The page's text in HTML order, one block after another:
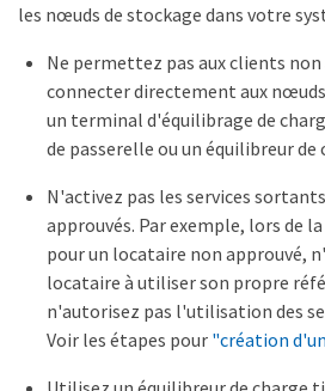
les nœuds de stockage dans votre
Ne permettez pas aux clients non
connecter directement aux
un terminal d'équilibrage de
de passerelle ou un équilibreur de
N'activez pas les services
approuvés. Par exemple, lors de
pour un locataire non approuvé,
locataire à utiliser son propre
n'autorisez pas l'utilisation des
Voir les étapes pour "création